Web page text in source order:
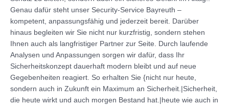
Genau dafür steht unser Security-Service Bayreuth –
kompetent, anpassungsfähig und jederzeit bereit. Darüber
hinaus begleiten wir Sie nicht nur kurzfristig, sondern stehen
Ihnen auch als langfristiger Partner zur Seite. Durch laufende
Analysen und Anpassungen sorgen wir dafür, dass Ihr
Sicherheitskonzept dauerhaft modern bleibt und auf neue
Gegebenheiten reagiert. So erhalten Sie {nicht nur heute,
sondern auch in Zukunft ein Maximum an Sicherheit.|Sicherheit,
die heute wirkt und auch morgen Bestand hat.|heute wie auch in